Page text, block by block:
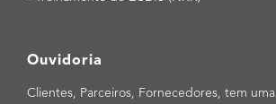
Ouvidoria
Clientes, Parceiros, Fornecedores, tem uma